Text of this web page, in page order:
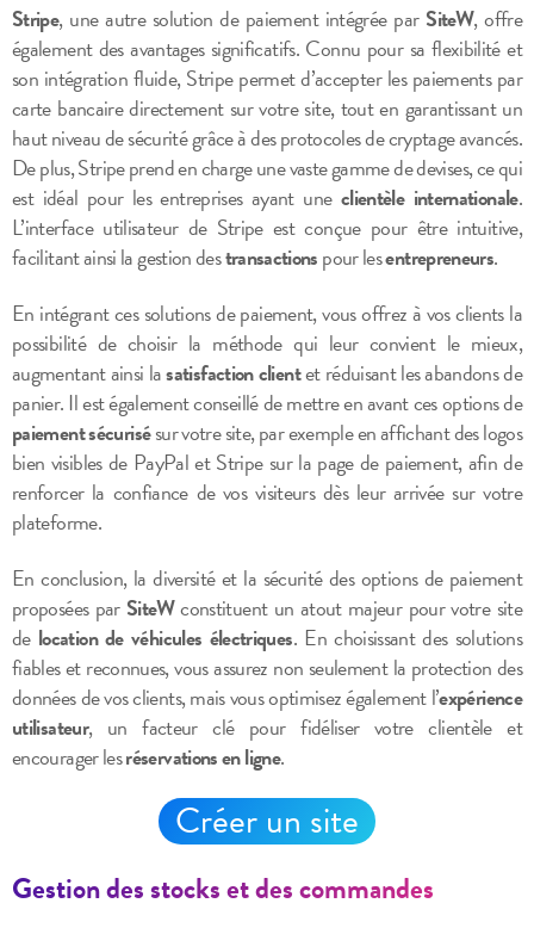
Stripe, une autre solution de paiement intégrée par SiteW, offre
également des avantages significatifs. Connu pour sa flexibilité et
son intégration fluide, Stripe permet d’accepter les paiements par
carte bancaire directement sur votre site, tout en garantissant un
haut niveau de sécurité grâce à des protocoles de cryptage avancés.
De plus, Stripe prend en charge une vaste gamme de devises, ce qui
est idéal pour les entreprises ayant une clientèle internationale.
L’interface utilisateur de Stripe est conçue pour être intuitive,
facilitant ainsi la gestion destransactionspour lesentrepreneurs.
En intégrant ces solutions de paiement, vous offrez à vos clients la
possibilité de choisir la méthode qui leur convient le mieux,
augmentant ainsi lasatisfaction clientet réduisant les abandons de
panier. Il est également conseillé de mettre en avant ces options de
paiement sécurisésur votre site, par exemple en affichant des logos
bien visibles de PayPal et Stripe sur la page de paiement, afin de
renforcer la confiance de vos visiteurs dès leur arrivée sur votre
plateforme.
En conclusion, la diversité et la sécurité des options de paiement
proposées par SiteWconstituent un atout majeur pour votre site
de location de véhicules électriques. En choisissant des solutions
fiables et reconnues, vous assurez non seulement la protection des
données de vos clients, mais vous optimisez également l’expérience
utilisateur, un facteur clé pour fidéliser votre clientèle et
encourager lesréservations en ligne.
Créer un site
Gestion des stocks et des commandes